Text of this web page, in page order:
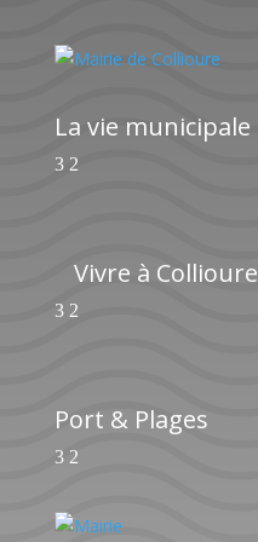
La vie municipale
Vivre à Collioure
Port & Plages